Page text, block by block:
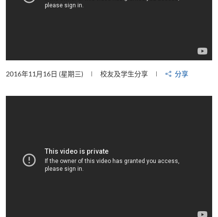
2016年11月16日 (星期三) 校友及学生分享 分享